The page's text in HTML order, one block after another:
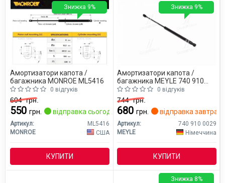
Амортизатори капота /
багажника MONROE ML5416
0 відгуків
604грн.
550 грн. відправка сьогодні
Артикул:
ML5416
MONROE
США
КУПИТИ
Знижка 9%
Амортизатори капота /
багажника MEYLE 740 910
0029
0 відгуків
744грн.
680 грн. відправка завтра
Артикул:
740 910 0029
MEYLE
Німеччина
КУПИТИ
Знижка 9%
Знижка 8%